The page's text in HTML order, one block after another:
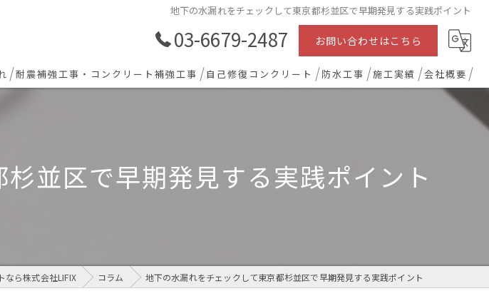
地下の水漏れをチェックして東京都杉並区で早期発見する実践ポイント
03-6679-2487 お問い合わせはこちら
耐震補強工事・コンクリート補強工事 自己修復コンクリート 防水工事 施工実績 会社概要
並区で早期発見する実践ポイント
なら株式会社LIFIX コラム 地下の水漏れをチェックして東京都杉並区で早期発見する実践ポイント